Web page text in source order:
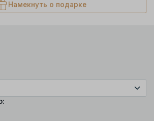
Намекнуть о подарке